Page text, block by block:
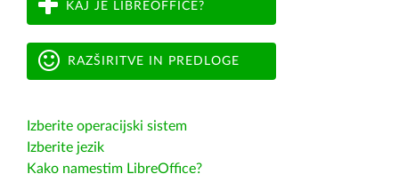
KAJ JE LIBREOFFICE?
RAZŠIRITVE IN PREDLOGE
Izberite operacijski sistem
Izberite jezik
Kako namestim LibreOffice?